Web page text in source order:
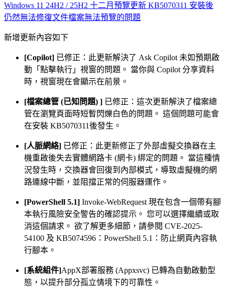
Windows 11 24H2 / 25H2 十二月預覽更新 KB5070311 安裝後
仍然無法修復文件檔案無法預覽的問題
新增更新內容如下
[Copilot] 已修正：此更新解決了 Ask Copilot 未如預期啟
動「點擊執行」視窗的問題。 當你與 Copilot 分享資料
時，視窗現在會顯示在前景。
[檔案總管 (已知問題) ] 已修正：這次更新解決了檔案總
管在瀏覽頁面時短暫閃爍白色的問題。 這個問題可能會
在安裝 KB5070311後發生。
[人脈網絡] 已修正：此更新修正了外部虛擬交換器在主
機重啟後失去實體網路卡 (網卡) 綁定的問題。 當這種情
況發生時，交換器會回復到內部模式，導致虛擬機的網
路連線中斷，並阻擋正常的伺服器運作。 ​​​​​​​
[PowerShell 5.1] Invoke-WebRequest 現在包含一個帶有腳
本執行風險安全警告的確認提示。 您可以選擇繼續或取
消這個請求。 欲了解更多細節，請參閱 CVE-2025-
54100 及 KB5074596：PowerShell 5.1：防止網頁內容執
行腳本。
[系統組件]AppX部署服務 (Appxsvc) 已轉為自動啟動型
態，以提升部分孤立情境下的可靠性。